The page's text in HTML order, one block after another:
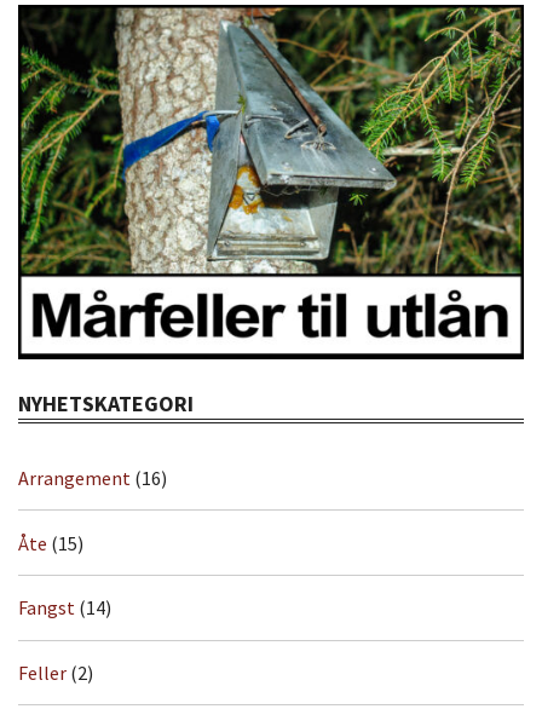
NYHETSKATEGORI
Arrangement (16)
Åte (15)
Fangst (14)
Feller (2)